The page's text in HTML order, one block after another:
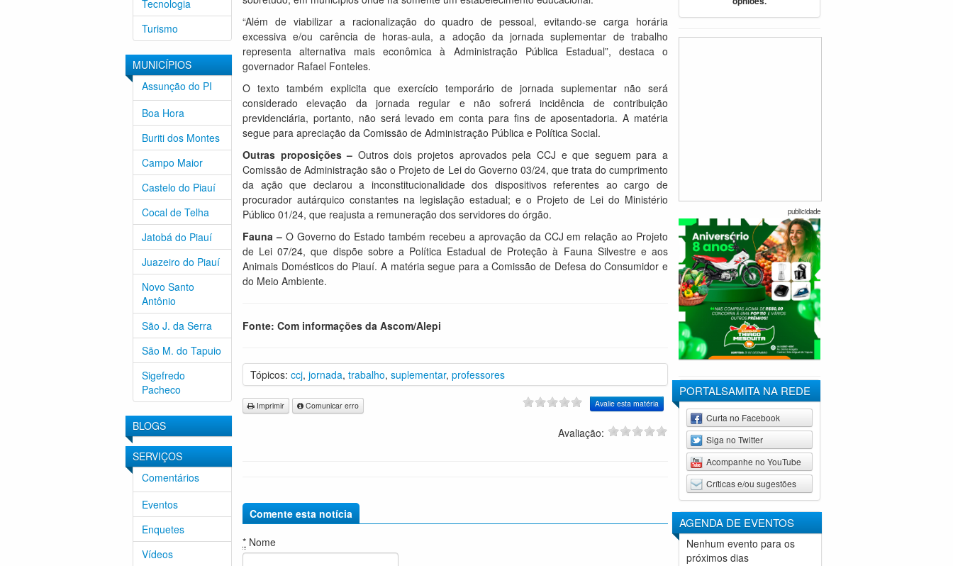
Tecnologia
Turismo
MUNICÍPIOS
Assunção do PI
Boa Hora
Buriti dos Montes
Campo Maior
Castelo do Piauí
Cocal de Telha
Jatobá do Piauí
Juazeiro do Piauí
Novo Santo
Antônio
São J. da Serra
São M. do Tapuio
Sigefredo
Pacheco
BLOGS
SERVIÇOS
Comentários
Eventos
Enquetes
Vídeos
“Além de viabilizar a racionalização do quadro de pessoal, evitando-se carga horária
excessiva e/ou carência de horas-aula, a adoção da jornada suplementar de trabalho
representa alternativa mais econômica à Administração Pública Estadual”, destaca o
governador Rafael Fonteles.
O texto também explicita que exercício temporário de jornada suplementar não será
considerado elevação da jornada regular e não sofrerá incidência de contribuição
previdenciária, portanto, não será levado em conta para fins de aposentadoria. A matéria
segue para apreciação da Comissão de Administração Pública e Política Social.
Outras proposições – Outros dois projetos aprovados pela CCJ e que seguem para a
Comissão de Administração são o Projeto de Lei do Governo 03/24, que trata do cumprimento
da ação que declarou a inconstitucionalidade dos dispositivos referentes ao cargo de
procurador autárquico constantes na legislação estadual; e o Projeto de Lei do Ministério
Público 01/24, que reajusta a remuneração dos servidores do órgão.
Fauna –O Governo do Estado também recebeu a aprovação da CCJ em relação ao Projeto
de Lei 07/24, que dispõe sobre a Política Estadual de Proteção à Fauna Silvestre e aos
Animais Domésticos do Piauí. A matéria segue para a Comissão de Defesa do Consumidor e
do Meio Ambiente.
Fonte: Com informações da Ascom/Alepi
Tópicos: ccj, jornada, trabalho, suplementar, professores
Imprimir Comunicar erro
Avaliação:
Comente esta notícia
* Nome
publicidade
PORTALSAMITA NA REDE
Curta no Facebook
Siga no Twitter
Acompanhe no YouTube
Críticas e/ou sugestões
AGENDA DEEVENTOS
Nenhum evento para os
próximos dias